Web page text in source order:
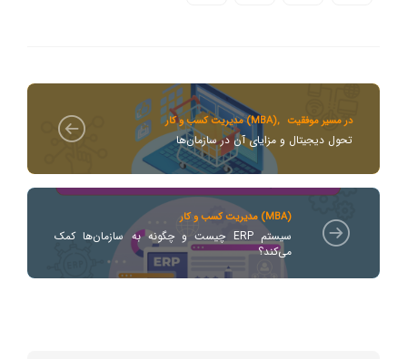
مدیریت کسب و کار (MBA), در مسیر موفقیت
تحول دیجیتال و مزایای آن در سازمان‌ها
مدیریت کسب و کار (MBA)
سیستم ERP چیست و چگونه به سازمان‌ها کمک
می‌کند؟